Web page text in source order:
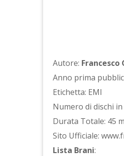
Autore: Francesco
Anno prima
Etichetta: EMI
Numero di dischi in
Durata Totale: 45
Sito Ufficiale:
Lista Brani: